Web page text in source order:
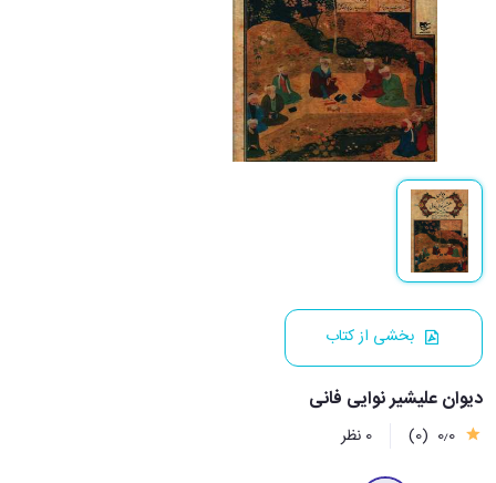
بخشی از کتاب
دیوان علیشیر نوایی فانی
0٫0 (0) 0 نظر